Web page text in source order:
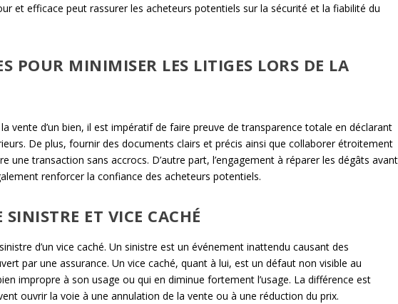
et efficace peut rassurer les acheteurs potentiels sur la sécurité et la fiabilité du
POUR MINIMISER LES LITIGES LORS DE LA
vente d’un bien, il est impératif de faire preuve de transparence totale en déclarant
De plus, fournir des documents clairs et précis ainsi que collaborer étroitement
une transaction sans accrocs. D’autre part, l’engagement à réparer les dégâts avant
renforcer la confiance des acheteurs potentiels.
SINISTRE ET VICE CACHÉ
d’un vice caché. Un sinistre est un événement inattendu causant des
par une assurance. Un vice caché, quant à lui, est un défaut non visible au
impropre à son usage ou qui en diminue fortement l’usage. La différence est
ouvrir la voie à une annulation de la vente ou à une réduction du prix.